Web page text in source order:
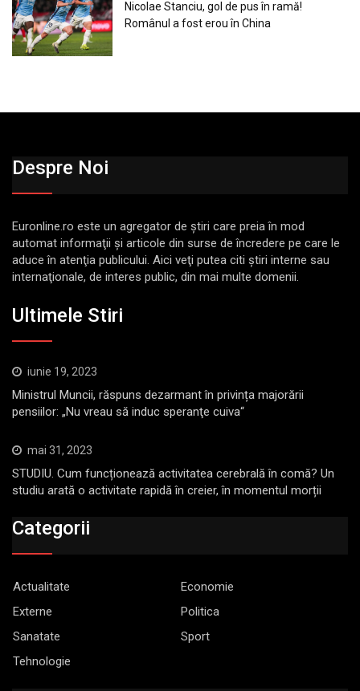
Nicolae Stanciu, gol de pus în ramă!
Românul a fost erou în China
Despre Noi
Euronline.ro este un agregator de ştiri care preia în mod
automat informaţii şi articole din surse de încredere pe care le
aduce în atenţia publicului. Aici veţi putea citi ştiri interne sau
internaţionale, de interes public, din mai multe domenii.
Ultimele Stiri
iunie 19, 2023
Ministrul Muncii, răspuns dezarmant în privința majorării
pensiilor: „Nu vreau să induc speranţe cuiva“
mai 31, 2023
STUDIU. Cum funcționează activitatea cerebrală în comă? Un
studiu arată o activitate rapidă în creier, în momentul morții
Categorii
Actualitate
Economie
Externe
Politica
Sanatate
Sport
Tehnologie